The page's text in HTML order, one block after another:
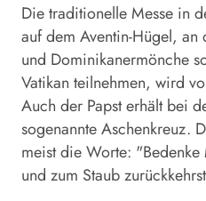
Die traditionelle Messe in
auf dem Aventin-Hügel,
und Dominikanermönche
Vatikan teilnehmen, wird
Auch der Papst erhält bei
sogenannte Aschenkreuz.
meist die Worte:
und zum Staub